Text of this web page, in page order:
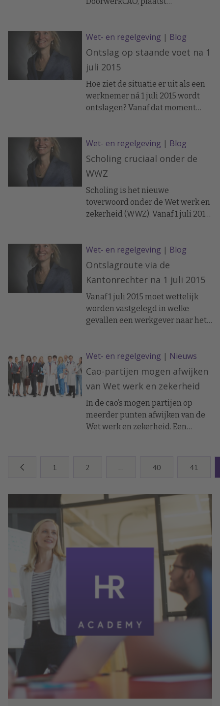
januari 2016 de verruimde
ketenbepaling bij CAO te regelen,
omdat dit verboden
leeftijdsdiscriminatie is.
Daarnaast is het praktisch
onhaalbaar om binnen bestaande
CAO’s een regeling te treffen voor
Wet- en regelgeving | Blog
Ontslag op staande voet na 1
juli 2015
Hoe ziet de situatie er uit als een
werknemer ná 1 juli 2015 wordt
ontslagen? Vanaf dat moment
Dit houdt in dat de werknemer de
werkgever schriftelijk aangeeft
het niet eens te zijn met het
gegeven ontslag op staande voet.
Wet- en regelgeving | Blog
Scholing cruciaal onder de
WWZ
Scholing is het nieuwe
toverwoord onder de Wet werk en
zekerheid (WWZ). Vanaf 1 juli 2015
en kunt u alleen de
arbeidsovereenkomst van uw
medewerkers opzeggen als er aan
bepaalde voorwaarden is voldaan.
Wet- en regelgeving | Blog
Ontslagroute via de
Kantonrechter na 1 juli 2015
Vanaf 1 juli 2015 moet wettelijk
worden vastgelegd in welke
gevallen een werkgever naar het
instantie is.
Wet- en regelgeving | Nieuws
Cao-partijen mogen afwijken
van Wet werk en zekerheid
In de cao’s mogen partijen op
meerder punten afwijken van de
Wet werk en zekerheid. Een
1 2 … 40 41